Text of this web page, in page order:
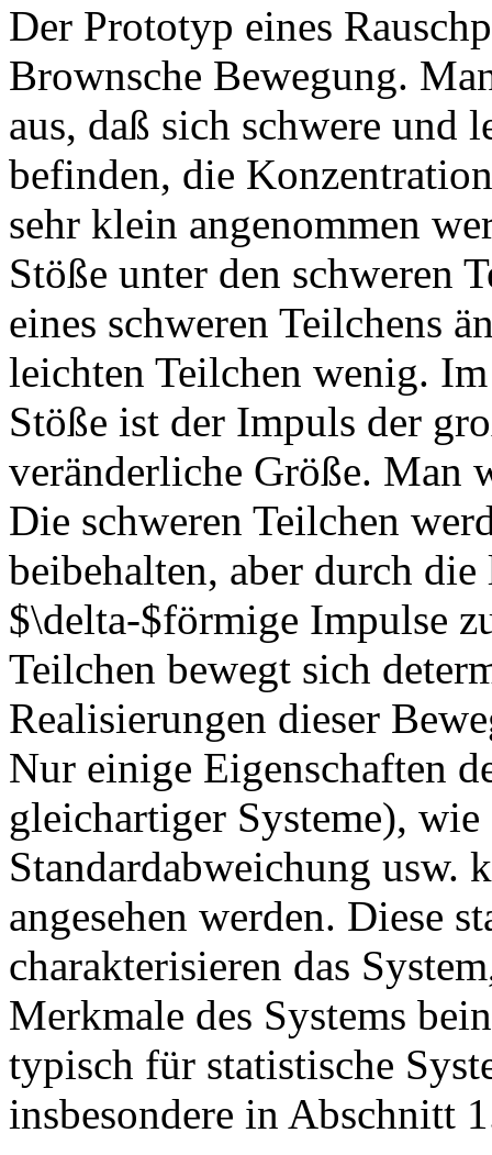
Der Prototyp eines
Brownsche Bewegung.
aus, daß sich schwere und
befinden, die
sehr klein angenommen
Stöße unter den schweren
eines schweren Teilchens
leichten Teilchen wenig.
Stöße ist der Impuls der
veränderliche Größe. Man
Die schweren Teilchen
beibehalten, aber durch
$\delta-$förmige Impulse
Teilchen bewegt sich
Realisierungen dieser
Nur einige Eigenschaften
gleichartiger Systeme),
Standardabweichung usw.
angesehen werden. Diese
charakterisieren das
Merkmale des Systems
typisch für statistische
insbesondere in Abschnitt